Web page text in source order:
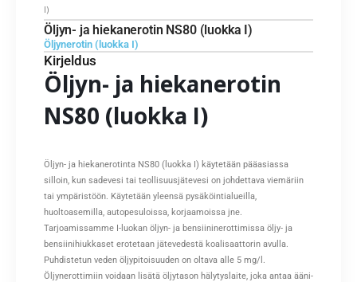
I)
Öljyn- ja hiekanerotin NS80 (luokka I)
Öljynerotin (luokka I)
Kirjeldus
Öljyn- ja hiekanerotin
NS80 (luokka I)
Öljyn- ja hiekanerotinta NS80 (luokka I) käytetään pääasiassa
silloin, kun sadevesi tai teollisuusjätevesi on johdettava viemäriin
tai ympäristöön. Käytetään yleensä pysäköintialueilla,
huoltoasemilla, autopesuloissa, korjaamoissa jne.
Tarjoamissamme I-luokan öljyn- ja bensiininerottimissa öljy- ja
bensiinihiukkaset erotetaan jätevedestä koalisaattorin avulla.
Puhdistetun veden öljypitoisuuden on oltava alle 5 mg/l.
Öljynerottimiin voidaan lisätä öljytason hälytyslaite, joka antaa ääni-